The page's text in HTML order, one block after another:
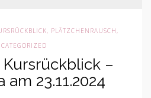
, PLÄTZCHENRAUSCH,
–
am 23.11.2024